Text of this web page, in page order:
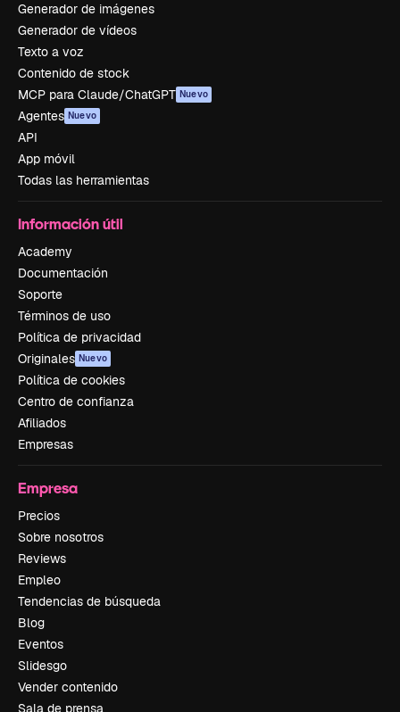
Generador de imágenes
Generador de vídeos
Texto a voz
Contenido de stock
MCP para Claude/ChatGPT Nuevo
Agentes Nuevo
API
App móvil
Todas las herramientas
Información útil
Academy
Documentación
Soporte
Términos de uso
Política de privacidad
Originales Nuevo
Política de cookies
Centro de confianza
Afiliados
Empresas
Empresa
Precios
Sobre nosotros
Reviews
Empleo
Tendencias de búsqueda
Blog
Eventos
Slidesgo
Vender contenido
Sala de prensa